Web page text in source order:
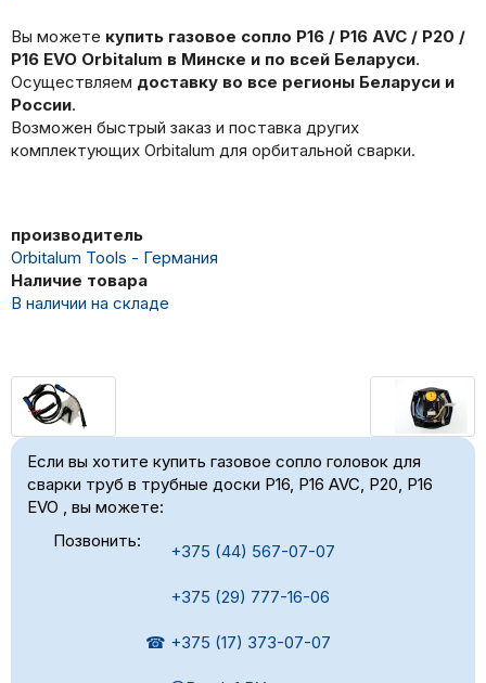
Вы можете купить газовое сопло P16 / P16 AVC / P20 /
P16 EVO Orbitalum в Минске и по всей Беларуси.
Осуществляем доставку во все регионы Беларуси и
России.
Возможен быстрый заказ и поставка других
комплектующих Orbitalum для орбитальной сварки.
производитель
Orbitalum Tools - Германия
Наличие товара
В наличии на складе
Если вы хотите купить газовое сопло головок для
сварки труб в трубные доски P16, P16 AVC, P20, P16
EVO , вы можете:
Позвонить:
+375 (44) 567-07-07
+375 (29) 777-16-06
☎ +375 (17) 373-07-07